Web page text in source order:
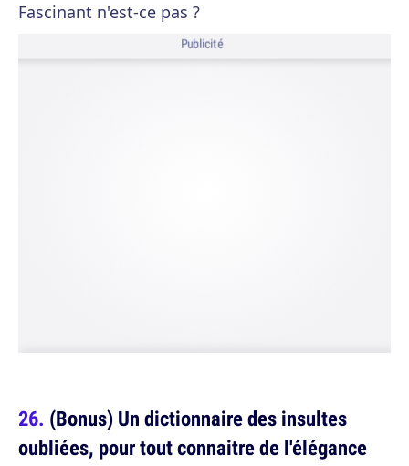
Fascinant n'est-ce pas ?
Publicité
(Bonus) Un dictionnaire des insultes
oubliées, pour tout connaitre de l'élégance